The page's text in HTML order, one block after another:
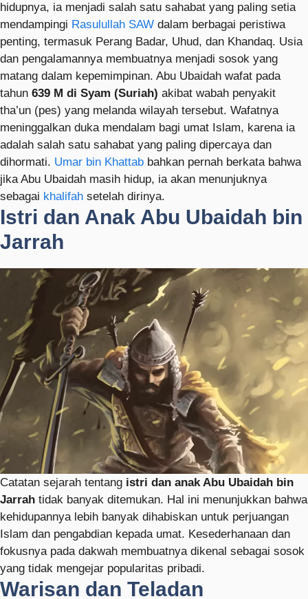
hidupnya, ia menjadi salah satu sahabat yang paling setia
mendampingi Rasulullah SAW dalam berbagai peristiwa
penting, termasuk Perang Badar, Uhud, dan Khandaq. Usia
dan pengalamannya membuatnya menjadi sosok yang
matang dalam kepemimpinan. Abu Ubaidah wafat pada
tahun 639 M di Syam (Suriah) akibat wabah penyakit
tha’un (pes) yang melanda wilayah tersebut. Wafatnya
meninggalkan duka mendalam bagi umat Islam, karena ia
adalah salah satu sahabat yang paling dipercaya dan
dihormati. Umar bin Khattab bahkan pernah berkata bahwa
jika Abu Ubaidah masih hidup, ia akan menunjuknya
sebagai khalifah setelah dirinya.
Istri dan Anak Abu Ubaidah bin
Jarrah
Catatan sejarah tentang istri dan anak Abu Ubaidah bin
Jarrah tidak banyak ditemukan. Hal ini menunjukkan bahwa
kehidupannya lebih banyak dihabiskan untuk perjuangan
Islam dan pengabdian kepada umat. Kesederhanaan dan
fokusnya pada dakwah membuatnya dikenal sebagai sosok
yang tidak mengejar popularitas pribadi.
Warisan dan Teladan